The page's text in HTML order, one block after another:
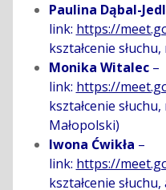
Paulina Dąbal-
link: https://
kształcenie
Monika Witalec–
link: https://
kształcenie
Małopolski)
Iwona Ćwikła –
link: https://
kształcenie